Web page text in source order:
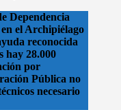
Dependencia
el Archipiélago
reconocida
hay 28.000
por
Pública no
necesario